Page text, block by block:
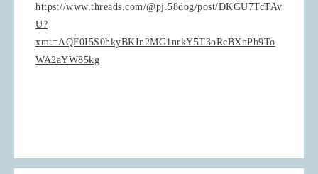
https://www.threads.com/@pj.58dog/post/DKGU7TcTAv
U?
xmt=AQF0I5S0hkyBKIn2MG1nrkY5T3oRcBXnPb9To
WA2aYW85kg